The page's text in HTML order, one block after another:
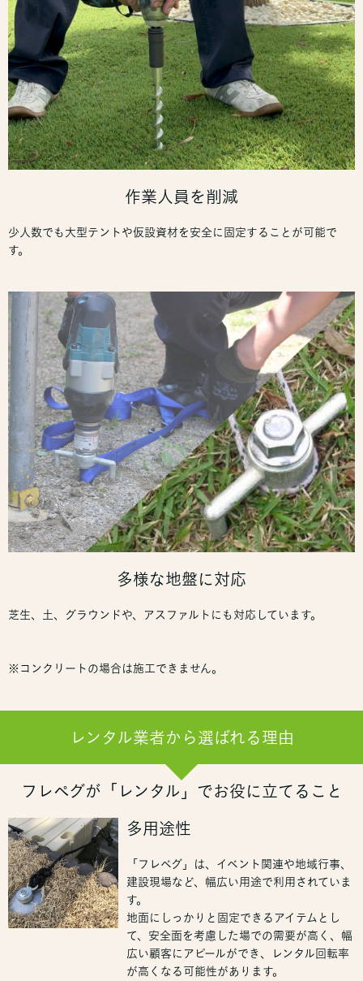
作業人員を削減
少人数でも大型テントや仮設資材を安全に固定することが可能で
す。
多様な地盤に対応
芝生、土、グラウンドや、アスファルトにも対応しています。
※コンクリートの場合は施工できません。
レンタル業者から選ばれる理由
フレペグが「レンタル」でお役に立てること
多用途性
「フレペグ」は、イベント関連や地域行事、
建設現場など、幅広い用途で利用されていま
す。
地面にしっかりと固定できるアイテムとし
て、安全面を考慮した場での需要が高く、幅
広い顧客にアピールができ、レンタル回転率
が高くなる可能性があります。